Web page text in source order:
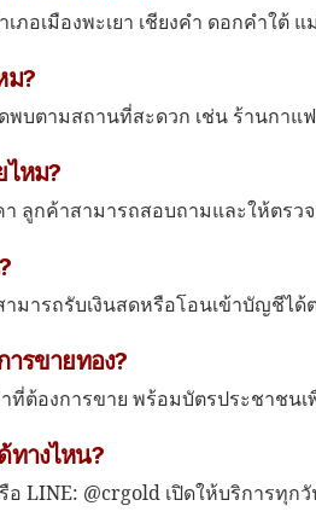
เภอเมืองพะเยา เชียงคำ ดอกคำใ
ม?
บตามสถานที่สะดวก เช่น ร้านกา
ไหม?
ลูกค้าสามารถสอบถามและให้ตร
ามารถรับเงินสดหรือโอนเข้าบัญชีไ
ารขายทอง?
ที่ต้องการขาย พร้อมบัตรประชาช
ทางไหน?
อ LINE: @crgold เปิดให้บริการทุ